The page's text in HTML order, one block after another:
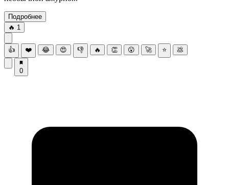
Подробнее
🔥 1
👍 ❤️ 😂 😍 👎 🔥 👏 😮 🚀 ⭐ 💩
0